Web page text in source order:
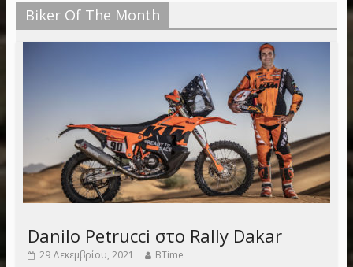
Biker Of The Month
Danilo Petrucci στο Rally Dakar
29 Δεκεμβρίου, 2021 BTime